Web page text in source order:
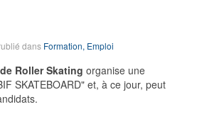
dans Formation, Emploi
Roller Skating organise une
SKATEBOARD" et, à ce jour, peut